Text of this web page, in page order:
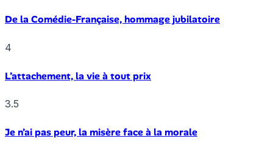
De la Comédie-Française, hommage jubilatoire
4
L’attachement, la vie à tout prix
3.5
Je n’ai pas peur, la misère face à la morale